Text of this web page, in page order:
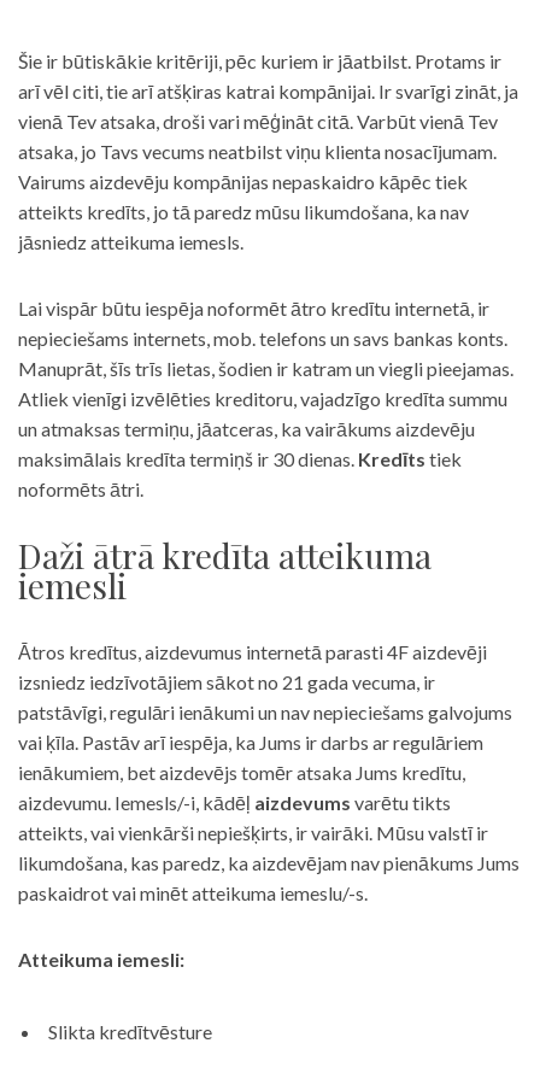
Šie ir būtiskākie kritēriji, pēc kuriem ir jāatbilst. Protams ir
arī vēl citi, tie arī atšķiras katrai kompānijai. Ir svarīgi zināt, ja
vienā Tev atsaka, droši vari mēģināt citā. Varbūt vienā Tev
atsaka, jo Tavs vecums neatbilst viņu klienta nosacījumam.
Vairums aizdevēju kompānijas nepaskaidro kāpēc tiek
atteikts kredīts, jo tā paredz mūsu likumdošana, ka nav
jāsniedz atteikuma iemesls.
Lai vispār būtu iespēja noformēt ātro kredītu internetā, ir
nepieciešams internets, mob. telefons un savs bankas konts.
Manuprāt, šīs trīs lietas, šodien ir katram un viegli pieejamas.
Atliek vienīgi izvēlēties kreditoru, vajadzīgo kredīta summu
un atmaksas termiņu, jāatceras, ka vairākums aizdevēju
maksimālais kredīta termiņš ir 30 dienas. Kredīts tiek
noformēts ātri.
Daži ātrā kredīta atteikuma
iemesli
Ātros kredītus, aizdevumus internetā parasti 4F aizdevēji
izsniedz iedzīvotājiem sākot no 21 gada vecuma, ir
patstāvīgi, regulāri ienākumi un nav nepieciešams galvojums
vai ķīla. Pastāv arī iespēja, ka Jums ir darbs ar regulāriem
ienākumiem, bet aizdevējs tomēr atsaka Jums kredītu,
aizdevumu. Iemesls/-i, kādēļ aizdevums varētu tikts
atteikts, vai vienkārši nepiešķirts, ir vairāki. Mūsu valstī ir
likumdošana, kas paredz, ka aizdevējam nav pienākums Jums
paskaidrot vai minēt atteikuma iemeslu/-s.
Atteikuma iemesli:
Slikta kredītvēsture